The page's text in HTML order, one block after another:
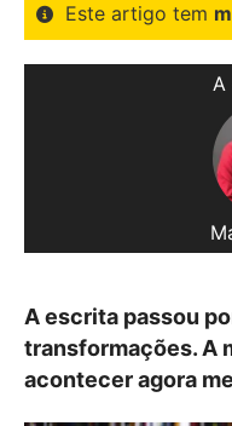
Este artigo tem
A
A escrita passou
transformações. A
acontecer agora